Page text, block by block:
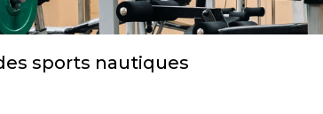
sports nautiques